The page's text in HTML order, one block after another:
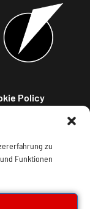
zu
Funktionen
Policy